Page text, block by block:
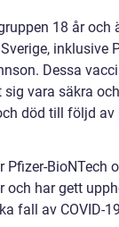
18 år och
inklusive
Dessa
vara säkra och
död till följd av
Pfizer-BioNTech
och har gett
fall av COVID-